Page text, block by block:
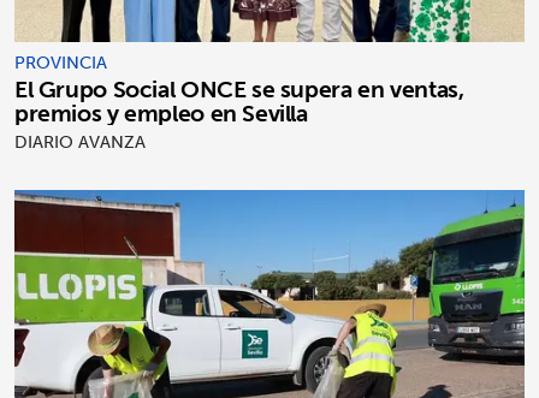
PROVINCIA
El Grupo Social ONCE se supera en ventas,
premios y empleo en Sevilla
DIARIO AVANZA